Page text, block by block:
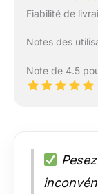
Fiabilité de
Notes des
Note de 4.5